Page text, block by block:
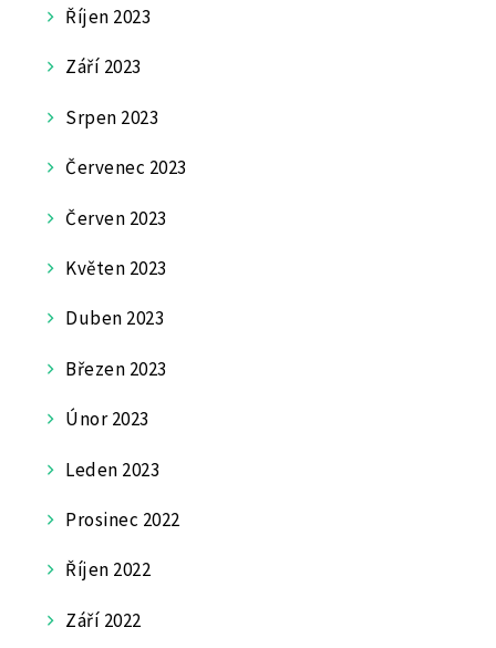
Říjen 2023
Září 2023
Srpen 2023
Červenec 2023
Červen 2023
Květen 2023
Duben 2023
Březen 2023
Únor 2023
Leden 2023
Prosinec 2022
Říjen 2022
Září 2022